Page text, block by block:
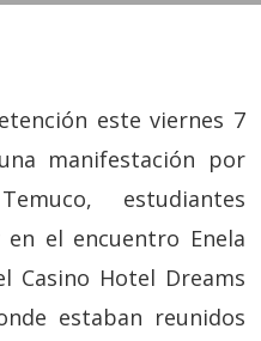
este viernes 7
manifestación por
estudiantes
el encuentro Enela
Casino Hotel Dreams
estaban reunidos